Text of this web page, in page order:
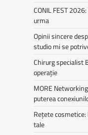
CONIL FEST
urma
Opinii sincere
studio mi se
Chirurg specialist
operație
MORE
puterea
Rețete
tale